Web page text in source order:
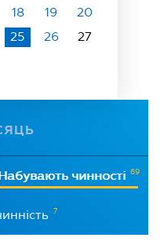
18 19
20
25 26
27
чинності 69
7